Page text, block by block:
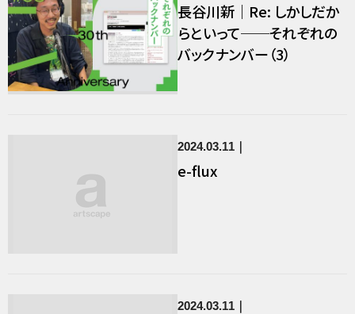
長谷川新｜Re: しかしだか
らといって──それぞれの
バックナンバー（3）
2024.03.11
e-flux
2024.03.11